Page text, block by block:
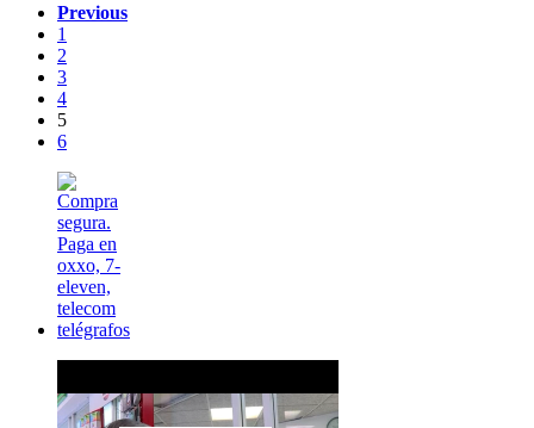
Previous
1
2
3
4
5
6